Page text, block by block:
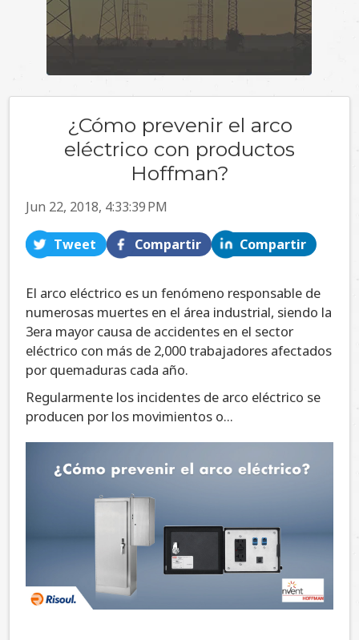
¿Cómo prevenir el arco
eléctrico con productos
Hoffman?
Jun 22, 2018, 4:33:39 PM
Tweet Compartir Compartir
El arco eléctrico es un fenómeno responsable de
numerosas muertes en el área industrial, siendo la
3era mayor causa de accidentes en el sector
eléctrico con más de 2,000 trabajadores afectados
por quemaduras cada año.
Regularmente los incidentes de arco eléctrico se
producen por los movimientos o...